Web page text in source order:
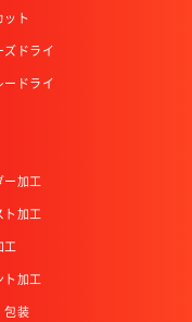
ット
ズドライ
ードライ
ー加工
ト加工
工
ト加工
包装